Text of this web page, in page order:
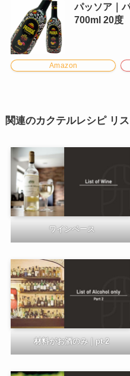
パッソア｜
700ml 20度
Amazon
関連のカクテルレシピ リス
ワインベース
材料がお酒のみ｜pt-2